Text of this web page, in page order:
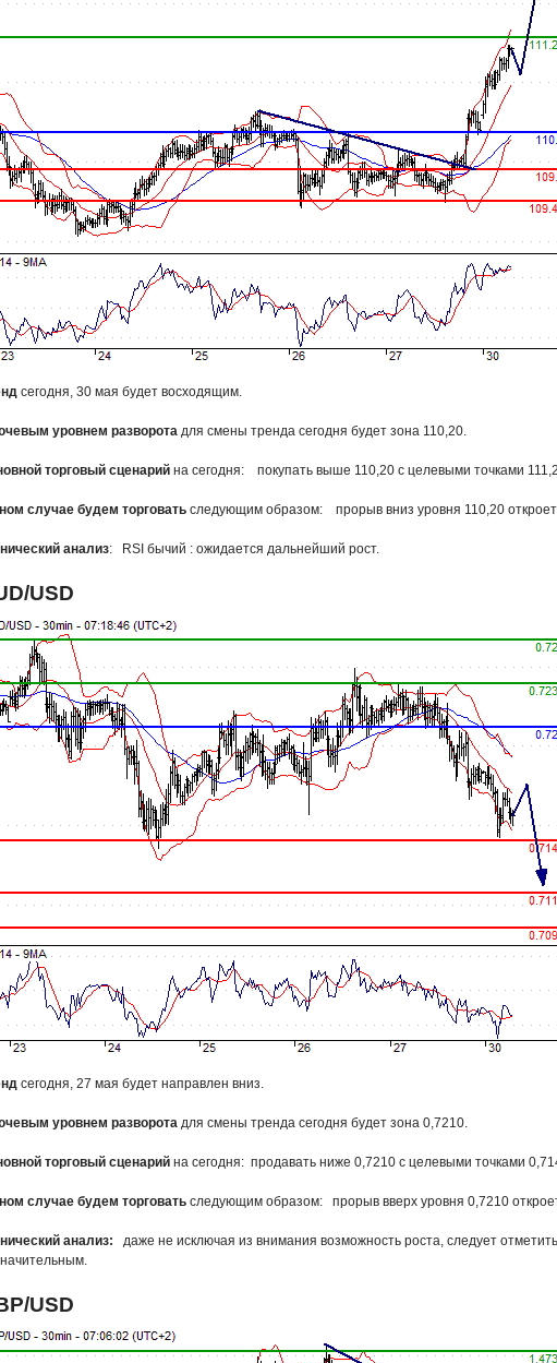
сегодня, 30 мая будет восходящим.
уровнем разворота для смены тренда сегодня будет зона 110,20.
торговый сценарий на сегодня: покупать выше 110,20 с целевыми точками
случае будем торговать следующим образом: прорыв вниз уровня 110,20 откроет
анализ: RSI бычий : ожидается дальнейший рост.
USD
сегодня, 27 мая будет направлен вниз.
уровнем разворота для смены тренда сегодня будет зона 0,7210.
торговый сценарий на сегодня: продавать ниже 0,7210 с целевыми точками
случае будем торговать следующим образом: прорыв вверх уровня 0,7210
анализ: даже не исключая из внимания возможность роста, следует
USD